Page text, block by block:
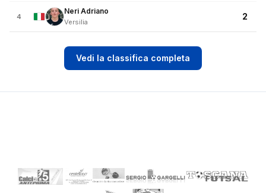
4
Neri Adriano
Versilia
2
Vedi la classifica completa